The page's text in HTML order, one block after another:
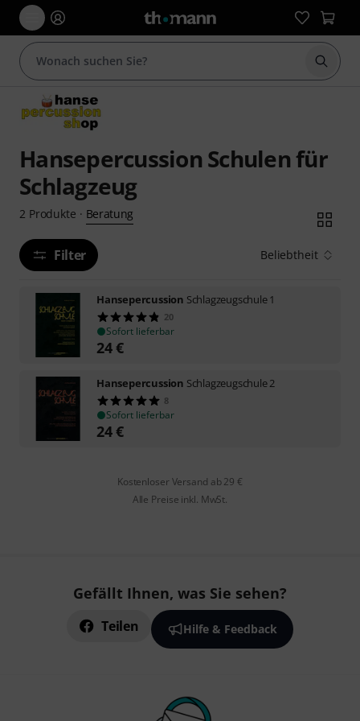
Suche
Hansepercussion Schulen für
Schlagzeug
2 Produkte · Beratung
Filter Beliebtheit
Hansepercussion Schlagzeugschule 1
20
Sofort lieferbar
24€
Hansepercussion Schlagzeugschule 2
8
Sofort lieferbar
24€
Kostenloser Versand ab 29 €
Alle Preise inkl. MwSt.
Gefällt Ihnen, was Sie sehen?
Teilen Hilfe & Feedback